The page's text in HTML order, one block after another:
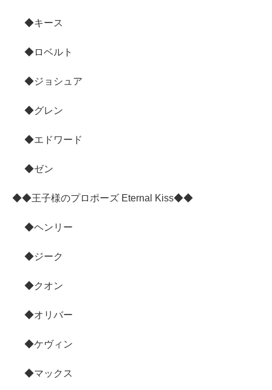
◆キース
◆ロベルト
◆ジョシュア
◆グレン
◆エドワード
◆ゼン
◆◆王子様のプロポーズ Eternal Kiss◆◆
◆ヘンリー
◆ジーク
◆クオン
◆オリバー
◆ケヴィン
◆マックス